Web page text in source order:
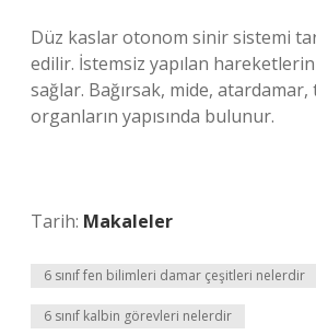
Düz kaslar otonom sinir sistemi
edilir. İstemsiz yapılan
sağlar. Bağırsak, mide,
organların yapısında bulunur.
Tarih: Makaleler
6 sınıf fen bilimleri damar çeşitleri nelerdir
6 sınıf kalbin görevleri nelerdir